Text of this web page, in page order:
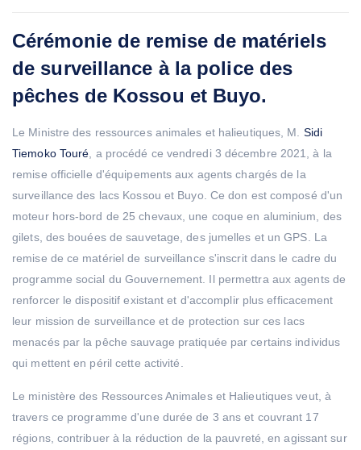
Cérémonie de remise de matériels
de surveillance à la police des
pêches de Kossou et Buyo.
Le Ministre des ressources animales et halieutiques, M. Sidi
Tiemoko Touré , a procédé ce vendredi 3 décembre 2021, à la
remise officielle d'équipements aux agents chargés de la
surveillance des lacs Kossou et Buyo. Ce don est composé d'un
moteur hors-bord de 25 chevaux, une coque en aluminium, des
gilets, des bouées de sauvetage, des jumelles et un GPS. La
remise de ce matériel de surveillance s'inscrit dans le cadre du
programme social du Gouvernement. Il permettra aux agents de
renforcer le dispositif existant et d'accomplir plus efficacement
leur mission de surveillance et de protection sur ces lacs
menacés par la pêche sauvage pratiquée par certains individus
qui mettent en péril cette activité.
Le ministère des Ressources Animales et Halieutiques veut, à
travers ce programme d'une durée de 3 ans et couvrant 17
régions, contribuer à la réduction de la pauvreté, en agissant sur